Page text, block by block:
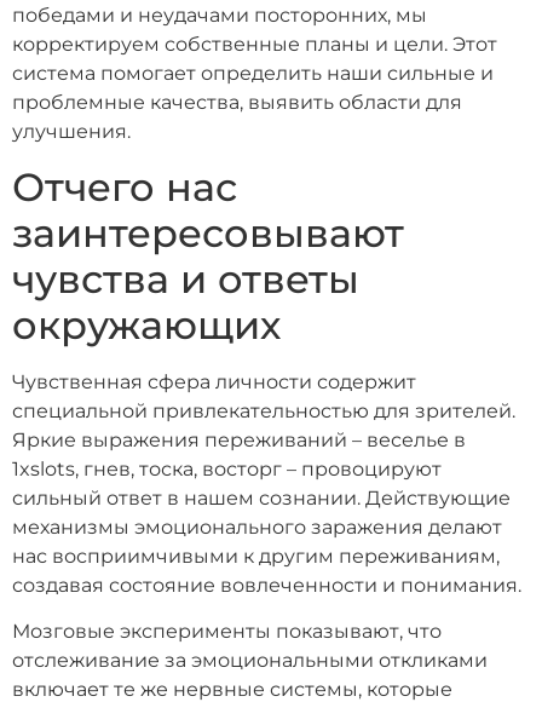
победами и неудачами посторонних, мы
корректируем собственные планы и цели. Этот
система помогает определить наши сильные и
проблемные качества, выявить области для
улучшения.
Отчего нас
заинтересовывают
чувства и ответы
окружающих
Чувственная сфера личности содержит
специальной привлекательностью для зрителей.
Яркие выражения переживаний – веселье в
1xslots, гнев, тоска, восторг – провоцируют
сильный ответ в нашем сознании. Действующие
механизмы эмоционального заражения делают
нас восприимчивыми к другим переживаниям,
создавая состояние вовлеченности и понимания.
Мозговые эксперименты показывают, что
отслеживание за эмоциональными откликами
включает те же нервные системы, которые